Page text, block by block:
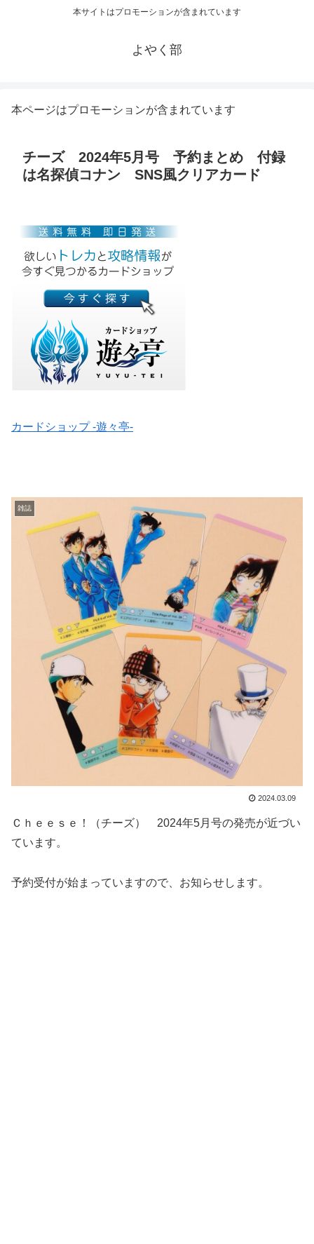
本サイトはプロモーションが含まれています
よやく部
本ページはプロモーションが含まれています
チーズ 2024年5月号 予約まとめ 付録
は名探偵コナン SNS風クリアカード
カードショップ -遊々亭-
雑誌
2024.03.09
Ｃｈｅｅｓｅ！（チーズ） 2024年5月号の発売が近づい
ています。
予約受付が始まっていますので、お知らせします。